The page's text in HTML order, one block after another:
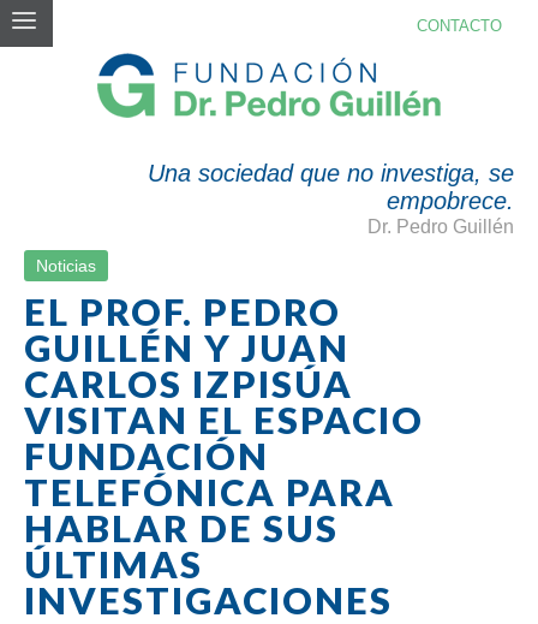
CONTACTO
Una sociedad que no investiga, se
empobrece.
Dr. Pedro Guillén
BLOG
Noticias
EL PROF. PEDRO
GUILLÉN Y JUAN
CARLOS IZPISÚA
VISITAN EL ESPACIO
FUNDACIÓN
TELEFÓNICA PARA
HABLAR DE SUS
ÚLTIMAS
INVESTIGACIONES